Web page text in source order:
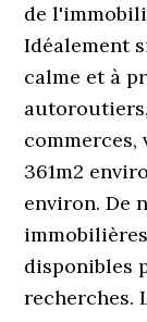
de
Idéalement
calme et à
commerces,
361m2
environ. De
disponibles
recherches.